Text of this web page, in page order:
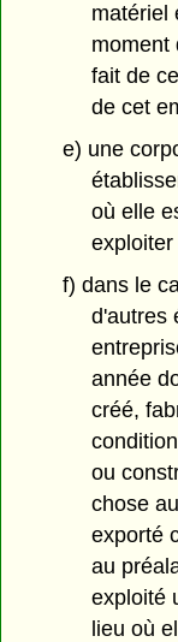
matériel
moment
fait de
de cet
e) une
où elle
f) dans le
d'autres
année
créé,
ou
chose
exporté
au
exploité
lieu où